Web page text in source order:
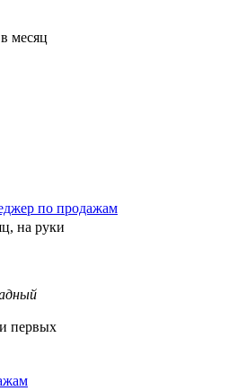
месяц
по продажам
на руки
первых